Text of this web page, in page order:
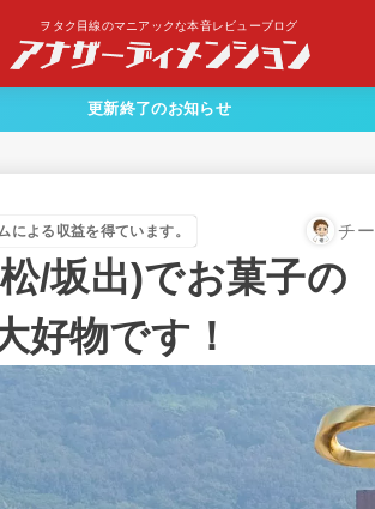
ヲタク目線のマニアックな本音レビューブログ
更新終了のお知らせ
による収益を得ています。 チー
/坂出)でお菓子の
好物です！